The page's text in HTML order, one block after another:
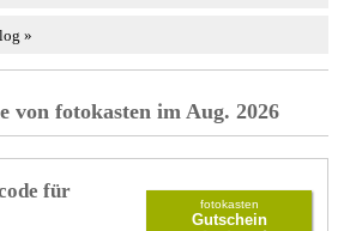
»
von fotokasten im Aug. 2026
für
fotokasten
Gutschein